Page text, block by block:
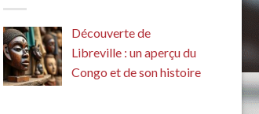
Découverte de
Libreville : un aperçu du
Congo et de son histoire